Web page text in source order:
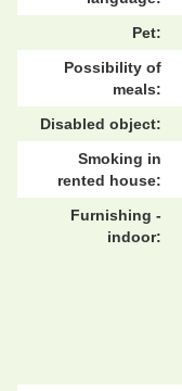
Pet:
Possibility of
meals:
Disabled object:
Smoking in
rented house:
Furnishing -
indoor: